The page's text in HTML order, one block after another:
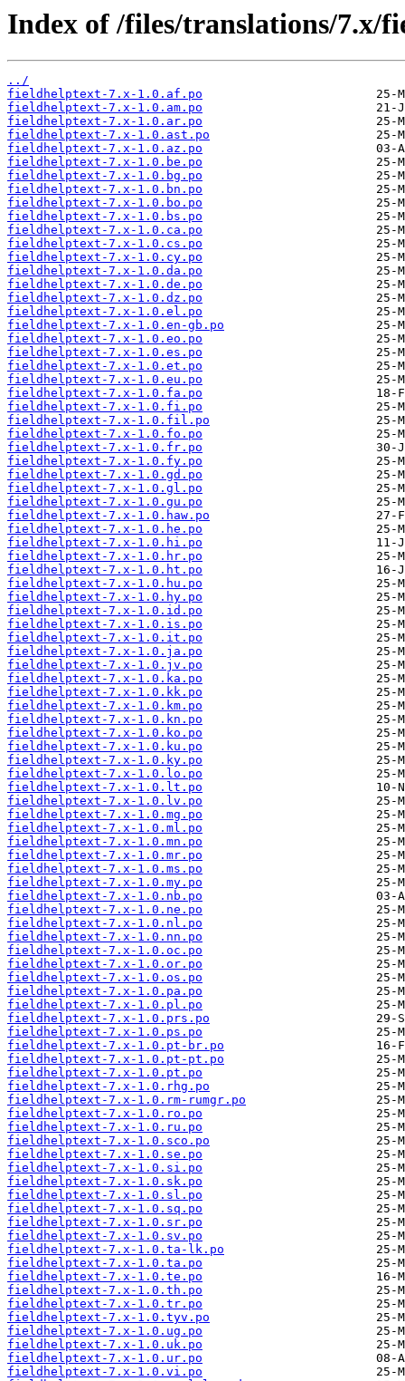
Index of /files/translations/7.x/
../
fieldhelptext-7.x-1.0.af.po
fieldhelptext-7.x-1.0.am.po
fieldhelptext-7.x-1.0.ar.po
fieldhelptext-7.x-1.0.ast.po
fieldhelptext-7.x-1.0.az.po
fieldhelptext-7.x-1.0.be.po
fieldhelptext-7.x-1.0.bg.po
fieldhelptext-7.x-1.0.bn.po
fieldhelptext-7.x-1.0.bo.po
fieldhelptext-7.x-1.0.bs.po
fieldhelptext-7.x-1.0.ca.po
fieldhelptext-7.x-1.0.cs.po
fieldhelptext-7.x-1.0.cy.po
fieldhelptext-7.x-1.0.da.po
fieldhelptext-7.x-1.0.de.po
fieldhelptext-7.x-1.0.dz.po
fieldhelptext-7.x-1.0.el.po
fieldhelptext-7.x-1.0.en-gb.po
fieldhelptext-7.x-1.0.eo.po
fieldhelptext-7.x-1.0.es.po
fieldhelptext-7.x-1.0.et.po
fieldhelptext-7.x-1.0.eu.po
fieldhelptext-7.x-1.0.fa.po
fieldhelptext-7.x-1.0.fi.po
fieldhelptext-7.x-1.0.fil.po
fieldhelptext-7.x-1.0.fo.po
fieldhelptext-7.x-1.0.fr.po
fieldhelptext-7.x-1.0.fy.po
fieldhelptext-7.x-1.0.gd.po
fieldhelptext-7.x-1.0.gl.po
fieldhelptext-7.x-1.0.gu.po
fieldhelptext-7.x-1.0.haw.po
fieldhelptext-7.x-1.0.he.po
fieldhelptext-7.x-1.0.hi.po
fieldhelptext-7.x-1.0.hr.po
fieldhelptext-7.x-1.0.ht.po
fieldhelptext-7.x-1.0.hu.po
fieldhelptext-7.x-1.0.hy.po
fieldhelptext-7.x-1.0.id.po
fieldhelptext-7.x-1.0.is.po
fieldhelptext-7.x-1.0.it.po
fieldhelptext-7.x-1.0.ja.po
fieldhelptext-7.x-1.0.jv.po
fieldhelptext-7.x-1.0.ka.po
fieldhelptext-7.x-1.0.kk.po
fieldhelptext-7.x-1.0.km.po
fieldhelptext-7.x-1.0.kn.po
fieldhelptext-7.x-1.0.ko.po
fieldhelptext-7.x-1.0.ku.po
fieldhelptext-7.x-1.0.ky.po
fieldhelptext-7.x-1.0.lo.po
fieldhelptext-7.x-1.0.lt.po
fieldhelptext-7.x-1.0.lv.po
fieldhelptext-7.x-1.0.mg.po
fieldhelptext-7.x-1.0.ml.po
fieldhelptext-7.x-1.0.mn.po
fieldhelptext-7.x-1.0.mr.po
fieldhelptext-7.x-1.0.ms.po
fieldhelptext-7.x-1.0.my.po
fieldhelptext-7.x-1.0.nb.po
fieldhelptext-7.x-1.0.ne.po
fieldhelptext-7.x-1.0.nl.po
fieldhelptext-7.x-1.0.nn.po
fieldhelptext-7.x-1.0.oc.po
fieldhelptext-7.x-1.0.or.po
fieldhelptext-7.x-1.0.os.po
fieldhelptext-7.x-1.0.pa.po
fieldhelptext-7.x-1.0.pl.po
fieldhelptext-7.x-1.0.prs.po
fieldhelptext-7.x-1.0.ps.po
fieldhelptext-7.x-1.0.pt-br.po
fieldhelptext-7.x-1.0.pt-pt.po
fieldhelptext-7.x-1.0.pt.po
fieldhelptext-7.x-1.0.rhg.po
fieldhelptext-7.x-1.0.rm-rumgr.po
fieldhelptext-7.x-1.0.ro.po
fieldhelptext-7.x-1.0.ru.po
fieldhelptext-7.x-1.0.sco.po
fieldhelptext-7.x-1.0.se.po
fieldhelptext-7.x-1.0.si.po
fieldhelptext-7.x-1.0.sk.po
fieldhelptext-7.x-1.0.sl.po
fieldhelptext-7.x-1.0.sq.po
fieldhelptext-7.x-1.0.sr.po
fieldhelptext-7.x-1.0.sv.po
fieldhelptext-7.x-1.0.ta-lk.po
fieldhelptext-7.x-1.0.ta.po
fieldhelptext-7.x-1.0.te.po
fieldhelptext-7.x-1.0.th.po
fieldhelptext-7.x-1.0.tr.po
fieldhelptext-7.x-1.0.tyv.po
fieldhelptext-7.x-1.0.ug.po
fieldhelptext-7.x-1.0.uk.po
fieldhelptext-7.x-1.0.ur.po
fieldhelptext-7.x-1.0.vi.po